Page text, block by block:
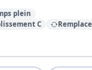
plein
C